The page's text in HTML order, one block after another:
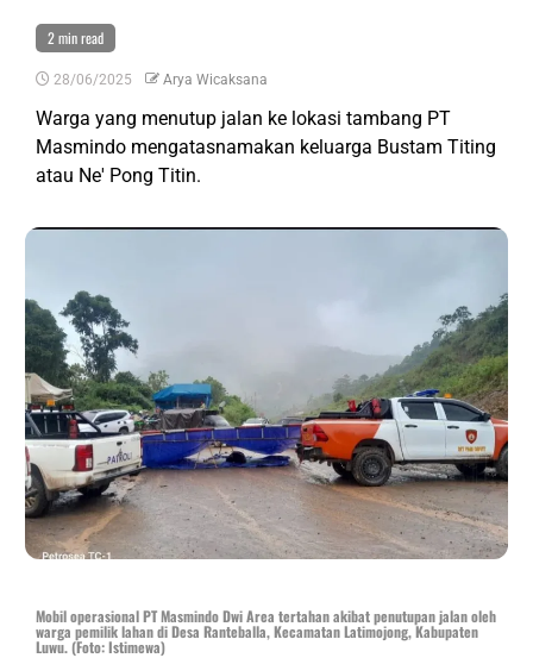
2 min read
28/06/2025 Arya Wicaksana
Warga yang menutup jalan ke lokasi tambang PT
Masmindo mengatasnamakan keluarga Bustam Titing
atau Ne' Pong Titin.
Mobil operasional PT Masmindo Dwi Area tertahan akibat penutupan jalan oleh
warga pemilik lahan di Desa Ranteballa, Kecamatan Latimojong, Kabupaten
Luwu. (Foto: Istimewa)